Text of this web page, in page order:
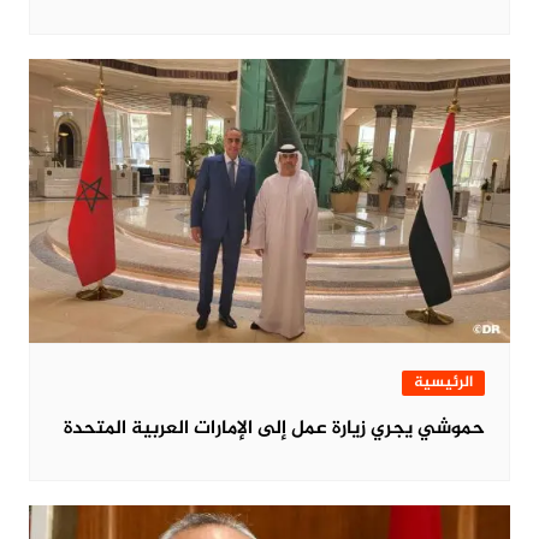
الرئيسية
حموشي يجري زيارة عمل إلى الإمارات العربية المتحدة